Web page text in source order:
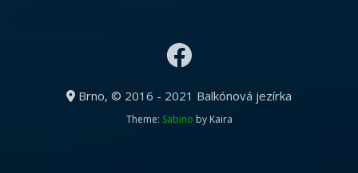
Brno, © 2016 - 2021 Balkónová jezírka
Theme: Sabino by Kaira